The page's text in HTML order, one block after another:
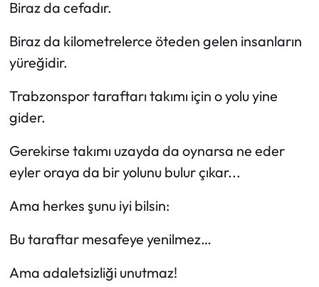
Biraz da cefadır.
Biraz da kilometrelerce öteden gelen insanların
yüreğidir.
Trabzonspor taraftarı takımı için o yolu yine
gider.
Gerekirse takımı uzayda da oynarsa ne eder
eyler oraya da bir yolunu bulur çıkar...
Ama herkes şunu iyi bilsin:
Bu taraftar mesafeye yenilmez…
Ama adaletsizliği unutmaz!